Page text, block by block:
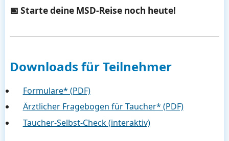
📅 Starte deine MSD-Reise noch heute!
Downloads für Teilnehmer
Formulare* (PDF)
Ärztlicher Fragebogen für Taucher* (PDF)
Taucher-Selbst-Check (interaktiv)